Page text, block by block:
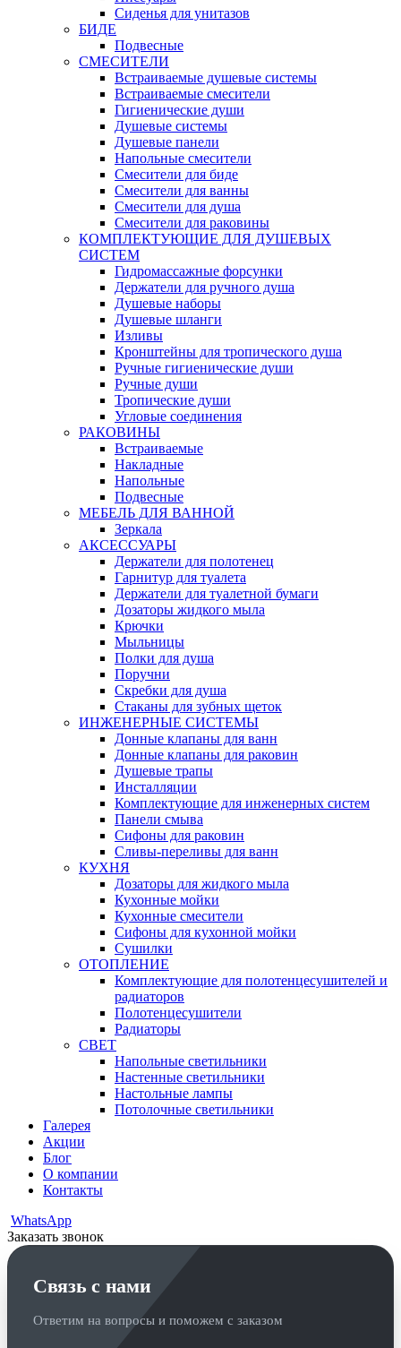
Сиденья для унитазов
БИДЕ
Подвесные
СМЕСИТЕЛИ
Встраиваемые душевые системы
Встраиваемые смесители
Гигиенические души
Душевые системы
Душевые панели
Напольные смесители
Смесители для биде
Смесители для ванны
Смесители для душа
Смесители для раковины
КОМПЛЕКТУЮЩИЕ ДЛЯ ДУШЕВЫХ
СИСТЕМ
Гидромассажные форсунки
Держатели для ручного душа
Душевые наборы
Душевые шланги
Изливы
Кронштейны для тропического душа
Ручные гигиенические души
Ручные души
Тропические души
Угловые соединения
РАКОВИНЫ
Встраиваемые
Накладные
Напольные
Подвесные
МЕБЕЛЬ ДЛЯ ВАННОЙ
Зеркала
АКСЕССУАРЫ
Держатели для полотенец
Гарнитур для туалета
Держатели для туалетной бумаги
Дозаторы жидкого мыла
Крючки
Мыльницы
Полки для душа
Поручни
Скребки для душа
Стаканы для зубных щеток
ИНЖЕНЕРНЫЕ СИСТЕМЫ
Донные клапаны для ванн
Донные клапаны для раковин
Душевые трапы
Инсталляции
Комплектующие для инженерных систем
Панели смыва
Сифоны для раковин
Сливы-переливы для ванн
КУХНЯ
Дозаторы для жидкого мыла
Кухонные мойки
Кухонные смесители
Сифоны для кухонной мойки
Сушилки
ОТОПЛЕНИЕ
Комплектующие для полотенцесушителей и
радиаторов
Полотенцесушители
Радиаторы
СВЕТ
Напольные светильники
Настенные светильники
Настольные лампы
Потолочные светильники
Галерея
Акции
Блог
О компании
Контакты
WhatsApp
Заказать звонок
Связь с нами
Ответим на вопросы и поможем с заказом